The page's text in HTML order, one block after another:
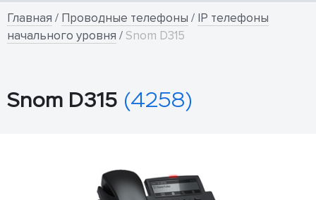
Главная / Проводные телефоны / IP телефоны
начального уровня / Snom D315
Snom D315 (4258)